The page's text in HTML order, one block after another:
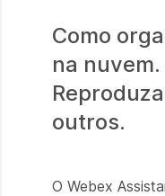
Como
na
outros.
O Webex